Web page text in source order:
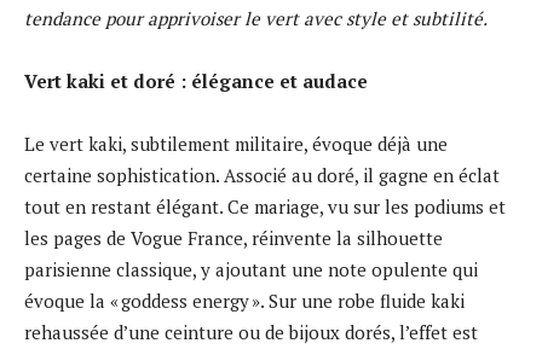
tendance pour apprivoiser le vert avec style et subtilité.
Vert kaki et doré : élégance et audace
Le vert kaki, subtilement militaire, évoque déjà une
certaine sophistication. Associé au doré, il gagne en éclat
tout en restant élégant. Ce mariage, vu sur les podiums et
les pages de Vogue France, réinvente la silhouette
parisienne classique, y ajoutant une note opulente qui
évoque la « goddess energy ». Sur une robe fluide kaki
rehaussée d’une ceinture ou de bijoux dorés, l’effet est